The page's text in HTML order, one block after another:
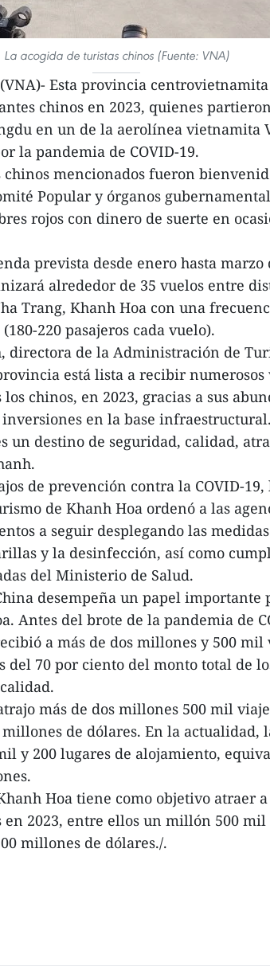
La acogida de turistas chinos (Fuente: VNA)
Esta provincia
chinos en 2023, quienes
en un de la aerolínea vietnamita
la pandemia de COVID-19.
chinos mencionados fueron
Popular y órganos
rojos con dinero de suerte en
prevista desde enero hasta marzo
alrededor de 35 vuelos entre
Trang, Khanh Hoa con una
220 pasajeros cada vuelo).
directora de la Administración de
está lista a recibir numerosos
chinos, en 2023, gracias a sus
en la base infraestructural.
un destino de seguridad, calidad,
de prevención contra la COVID-19,
de Khanh Hoa ordenó a las
a seguir desplegando las
y la desinfección, así como
del Ministerio de Salud.
desempeña un papel importante
Antes del brote de la pandemia de
a más de dos millones y 500 mil
del 70 por ciento del monto total de
más de dos millones 500 mil
de dólares. En la actualidad,
y 200 lugares de alojamiento,
Hoa tiene como objetivo atraer
en 2023, entre ellos un millón 500
millones de dólares./.